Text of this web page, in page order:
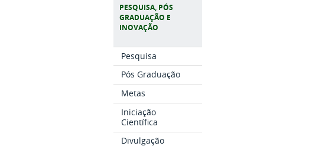
PESQUISA, PÓS
GRADUAÇÃO E
INOVAÇÃO
Pesquisa
Pós Graduação
Metas
Iniciação
Científica
Divulgação